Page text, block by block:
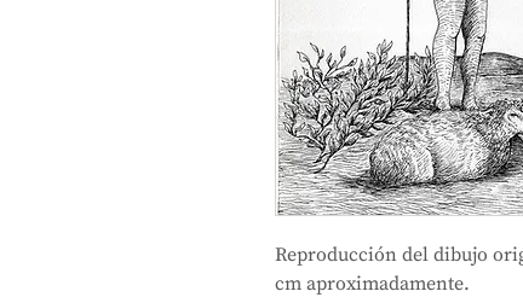
Reproducción del dibujo
cm aproximadamente.